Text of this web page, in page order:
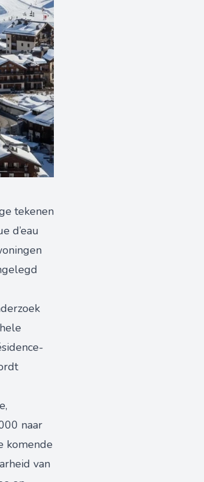
tekenen
d’eau
naar
komende
van